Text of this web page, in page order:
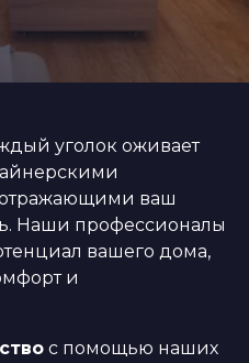
уголок оживает
ваш
Наши профессионалы
вашего дома,
и
с помощью наших